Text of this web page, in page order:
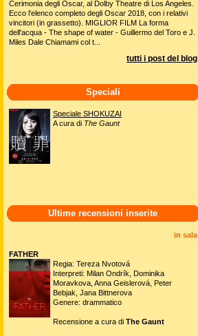
Cerimonia degli Oscar, al Dolby Theatre di Los Angeles.
Ecco l'elenco completo degli Oscar 2018, con i relativi
vincitori (in grassetto). MIGLIOR FILM La forma
dell'acqua - The shape of water - Guillermo del Toro e J.
Miles Dale Chiamami col t...
tutti i post del blog
Speciali
Speciale SHOKUZAI
A cura di The Gaunt
Ultime recensioni inserite
in sala
FATHER
Regia: Tereza Nvotová
Interpreti: Milan Ondrík, Dominika
Moravkova, Anna Geislerová, Peter
Bebjak, Jana Bittnerova
Genere: drammatico
Recensione a cura di The Gaunt